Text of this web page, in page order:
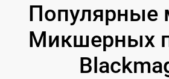
Популярные
Микшерных